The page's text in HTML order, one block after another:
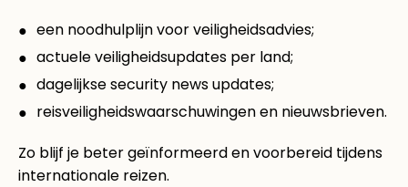
een noodhulplijn voor veiligheidsadvies;
actuele veiligheidsupdates per land;
dagelijkse security news updates;
reisveiligheidswaarschuwingen en nieuwsbrieven.
Zo blijf je beter geïnformeerd en voorbereid tijdens
internationale reizen.